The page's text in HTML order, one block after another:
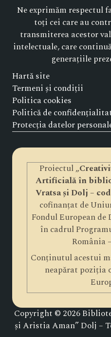
Ne exprimăm respectul
toți cei care au
transmiterea acestor
intelectuale, care
generațiile
Hartă site
Termeni și condiții
Politica cookies
Politică de
Protecția datelor
Proiectul „
Artificială în
Vratsa și Dolj –
cofinanțat de
Fondul European de
în cadrul
România
Conținutul acestui
neapărat poziția
Copyright © 2026
și Aristia Aman” Dolj –